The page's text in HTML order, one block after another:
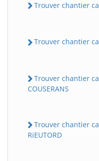
Trouver chantier
Trouver chantier
Trouver chantier
COUSERANS
Trouver chantier
RiEUTORD